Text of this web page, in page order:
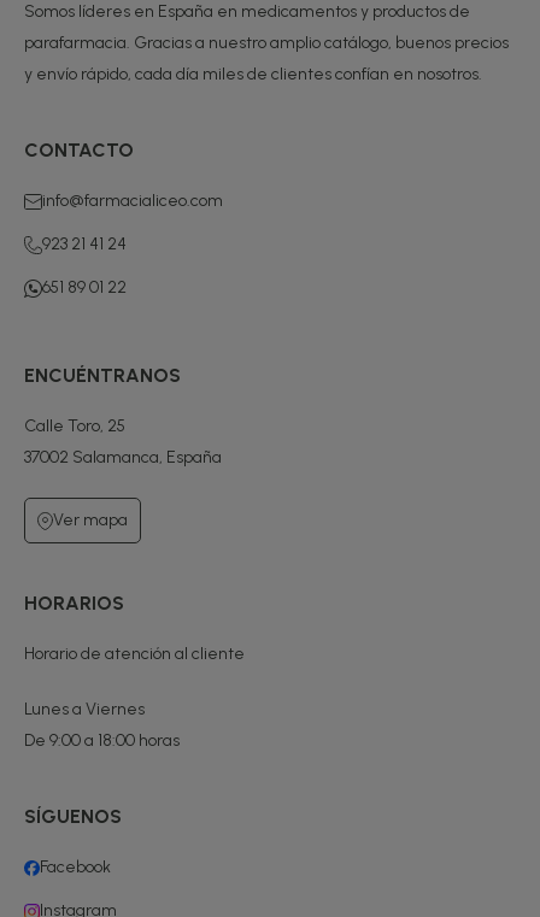
Somos líderes en España en medicamentos y productos de
parafarmacia. Gracias a nuestro amplio catálogo, buenos precios
y envío rápido, cada día miles de clientes confían en nosotros.
CONTACTO
info@farmacialiceo.com
923 21 41 24
651 89 01 22
ENCUÉNTRANOS
Calle Toro, 25
37002 Salamanca, España
Ver mapa
HORARIOS
Horario de atención al cliente
Lunes a Viernes
De 9:00 a 18:00 horas
SÍGUENOS
Facebook
Instagram